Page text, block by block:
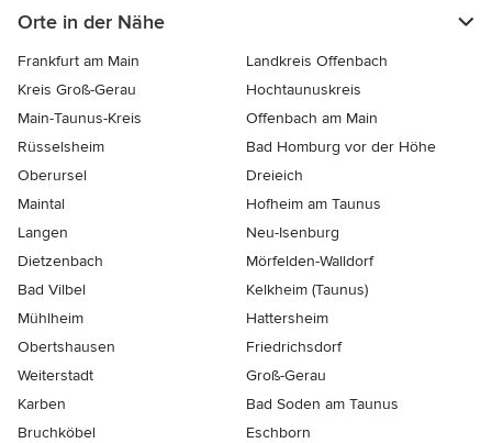
Orte in der Nähe
Frankfurt am Main
Landkreis Offenbach
Kreis Groß-Gerau
Hochtaunuskreis
Main-Taunus-Kreis
Offenbach am Main
Rüsselsheim
Bad Homburg vor der Höhe
Oberursel
Dreieich
Maintal
Hofheim am Taunus
Langen
Neu-Isenburg
Dietzenbach
Mörfelden-Walldorf
Bad Vilbel
Kelkheim (Taunus)
Mühlheim
Hattersheim
Obertshausen
Friedrichsdorf
Weiterstadt
Groß-Gerau
Karben
Bad Soden am Taunus
Bruchköbel
Eschborn